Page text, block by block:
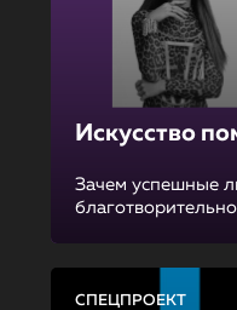
Искусство
Зачем успешные
СПЕЦПРОЕКТ